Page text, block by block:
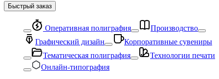
Быстрый заказ
Оперативная полиграфия
Производство
Графический дизайн
Корпоративные сувениры
Тематическая полиграфия
Технологии печати
Онлайн-типография